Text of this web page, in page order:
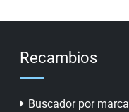
Recambios
Buscador por marca